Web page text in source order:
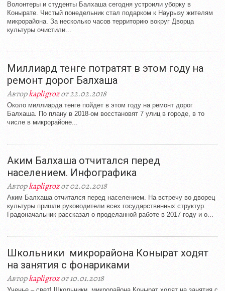
Волонтеры и студенты Балхаша сегодня устроили уборку в
Конырате. Чистый понедельник стал подарком к Наурызу жителям
микрорайона. За несколько часов территорию вокруг Дворца
культуры очистили...
Миллиард тенге потратят в этом году на
ремонт дорог Балхаша
Авторkapligrozот 22.02.2018
Около миллиарда тенге пойдет в этом году на ремонт дорог
Балхаша. По плану в 2018-ом восстановят 7 улиц в городе, в то
числе в микрорайоне...
Аким Балхаша отчитался перед
населением. Инфографика
Авторkapligrozот 02.02.2018
Аким Балхаша отчитался перед населением. На встречу во дворец
культуры пришли руководители всех государственных структур.
Градоначальник рассказал о проделанной работе в 2017 году и о...
Школьники микрорайона Конырат ходят
на занятия с фонариками
Авторkapligrozот 10.01.2018